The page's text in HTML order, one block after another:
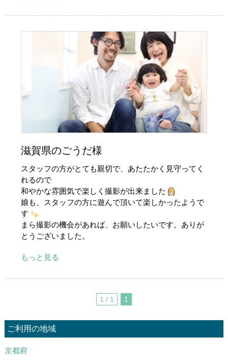
滋賀県のごうだ様
スタッフの方がとても親切で、あたたかく見守ってく
れるので
和やかな雰囲気で楽しく撮影が出来ました
娘も、スタッフの方に遊んで頂いて楽しかったようで
す
まら撮影の機会があれば、お願いしたいです。ありが
とうございました。
もっと見る
1 / 1 1
ご利用の地域
京都府